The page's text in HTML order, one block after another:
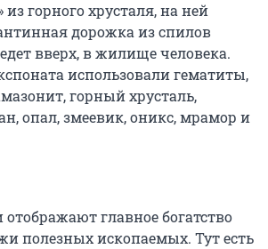
из горного хрусталя, на ней
дорожка из спилов
вверх, в жилище человека.
использовали гематиты,
горный хрусталь,
опал, змеевик, оникс, мрамор и
главное богатство
полезных ископаемых. Тут есть